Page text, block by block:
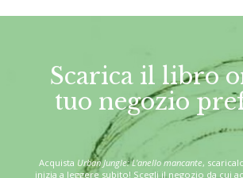
Scarica il libro
tuo negozio
Acquista Urban Jungle: L'anello mancante,
inizia a leggere subito! Scegli il negozio da cui